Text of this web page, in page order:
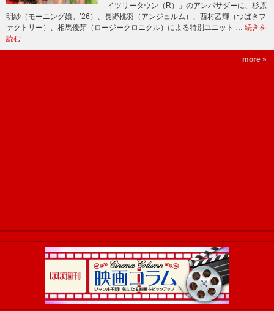
イツリータウン（R）」のアンバサダーに、杉原
明紗（モーニング娘。’26）、長野桃羽（アンジュルム）、西村乙輝（つばきフ
ァクトリー）、相馬優芽（ロージークロニクル）による特別ユニット … 続きを
読む
more »